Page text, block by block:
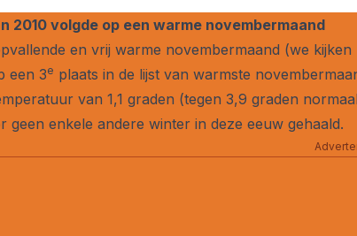
2010 volgde op een warme novembermaand
en vrij warme novembermaand (we
een 3e plaats in de lijst van warmste
van 1,1 graden (tegen 3,9 graden
geen enkele andere winter in deze eeuw gehaald.